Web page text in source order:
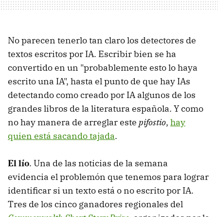
No parecen tenerlo tan claro los detectores de
textos escritos por IA. Escribir bien se ha
convertido en un "probablemente esto lo haya
escrito una IA", hasta el punto de que hay IAs
detectando como creado por IA algunos de los
grandes libros de la literatura española. Y como
no hay manera de arreglar este pifostio, hay
quien está sacando tajada.
El lío. Una de las noticias de la semana
evidencia el problemón que tenemos para lograr
identificar si un texto está o no escrito por IA.
Tres de los cinco ganadores regionales del